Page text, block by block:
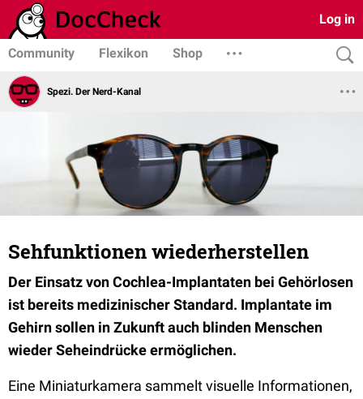
Log in
Community Flexikon Shop
Spezi. Der Nerd-Kanal
Sehfunktionen wiederherstellen
Der Einsatz von Cochlea-Implantaten bei Gehörlosen
ist bereits medizinischer Standard. Implantate im
Gehirn sollen in Zukunft auch blinden Menschen
wieder Seheindrücke ermöglichen.
Eine Miniaturkamera sammelt visuelle Informationen,